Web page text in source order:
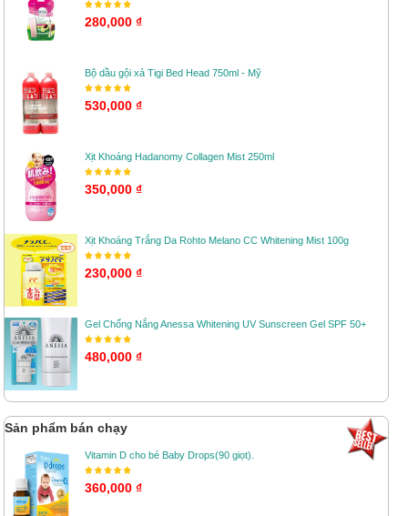
280,000 ₫
Bộ dầu gội xả Tigi Bed Head 750ml - Mỹ
530,000 ₫
Xịt Khoáng Hadanomy Collagen Mist 250ml
350,000 ₫
Xịt Khoáng Trắng Da Rohto Melano CC Whitening Mist 100g
230,000 ₫
Gel Chống Nắng Anessa Whitening UV Sunscreen Gel SPF 50+
480,000 ₫
Sản phẩm bán chạy
Vitamin D cho bé Baby Drops(90 giọt).
360,000 ₫